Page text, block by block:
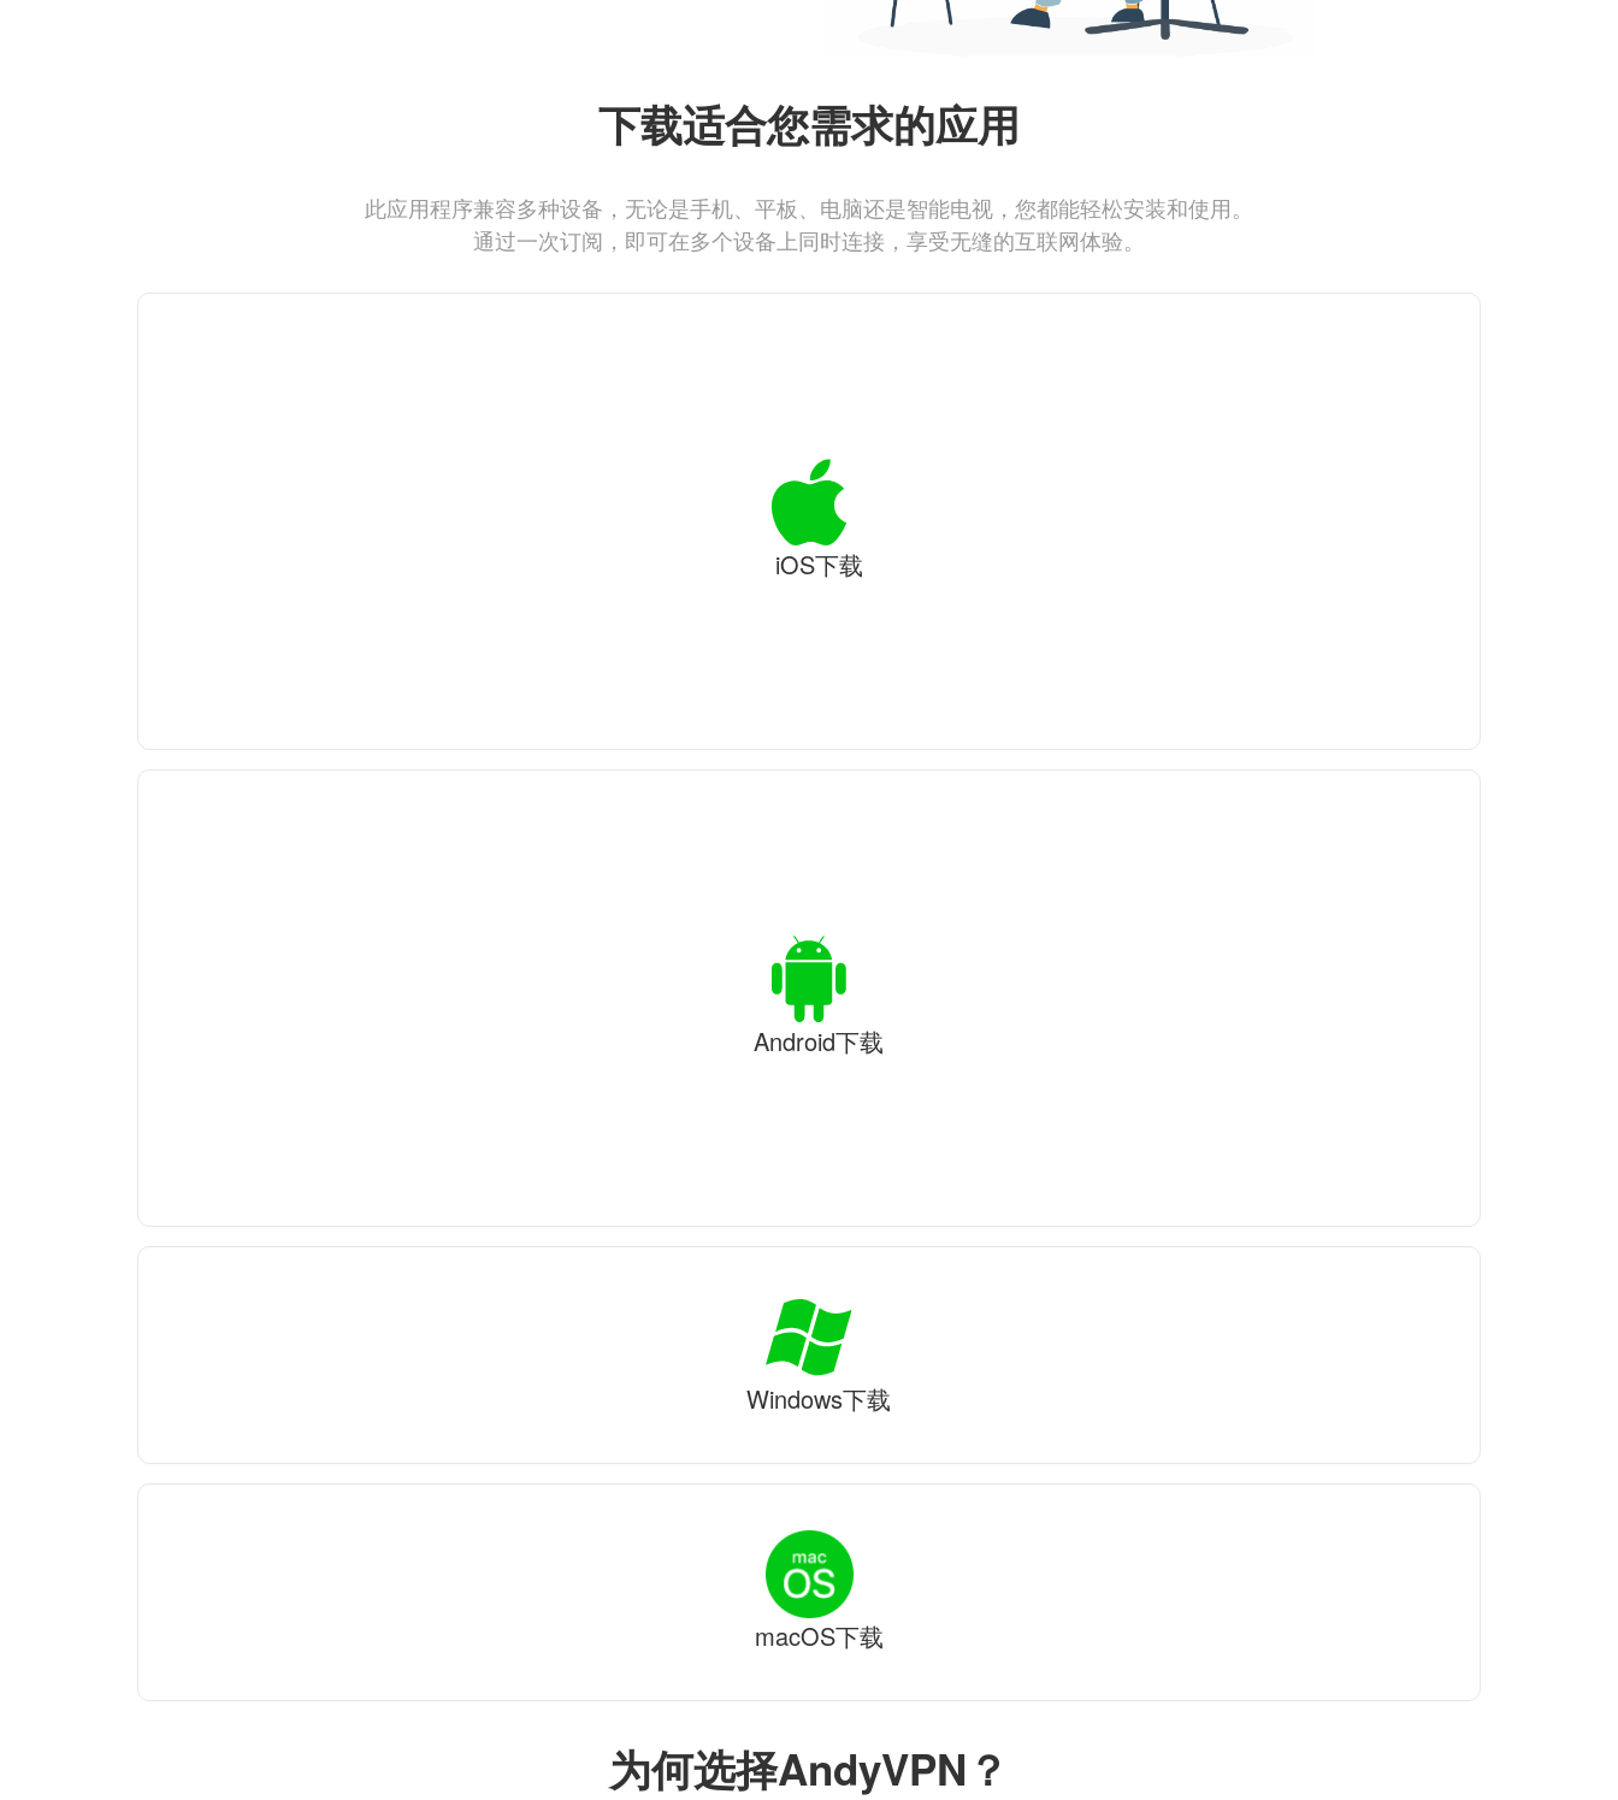
为何选择AndyVPN？
下载适合您需求的应用
此应用程序兼容多种设备，无论是手机、平板、电脑还是智能电视，您都能轻松安装和使用。
通过一次订阅，即可在多个设备上同时连接，享受无缝的互联网体验。
iOS下载
Android下载
Windows下载
macOS下载